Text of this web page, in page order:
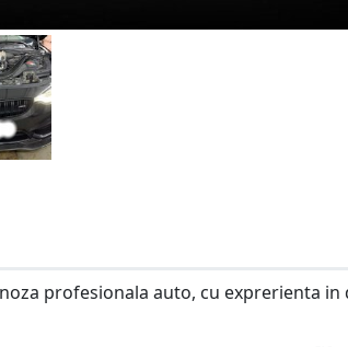
profesionala auto, cu exprerienta in